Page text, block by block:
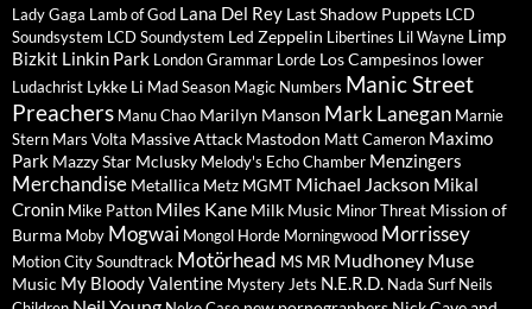
Lady Gaga Lamb of God Lana Del Rey Last Shadow Puppets LCD
Soundsystem LCD Soundystem Led Zeppelin Libertines Lil Wayne Limp
Bizkit Linkin Park London Grammar Lorde Los Campesinos lower
Ludachrist Lykke Li Mad Season Magic Numbers Manic Street
Preachers Manu Chao Marilyn Manson Mark Lanegan Marnie
Stern Mars Volta Massive Attack Mastodon Matt Cameron Maximo
Park Mazzy Star Mclusky Melody's Echo Chamber Menzingers
Merchandise Metallica Metz MGMT Michael Jackson Mikal
Cronin Mike Patton Miles Kane Milk Music Minor Threat Mission of
Burma Moby Mogwai Mongol Horde Morningwood Morrissey
Motion City Soundtrack Motörhead MS MR Mudhoney Muse
Music My Bloody Valentine Mystery Jets N.E.R.D. Nada Surf Neils